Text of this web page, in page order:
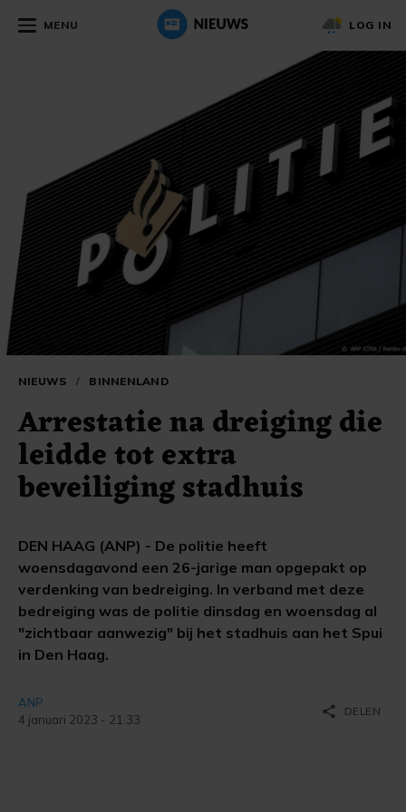
MENU LOG IN
NIEUWS / BINNENLAND
Arrestatie na dreiging die
leidde tot extra
beveiliging stadhuis
DEN HAAG (ANP) - De politie heeft
woensdagavond een 26-jarige man opgepakt op
verdenking van bedreiging. In verband met deze
bedreiging was de politie dinsdag en woensdag al
"zichtbaar aanwezig" bij het stadhuis aan het Spui
in Den Haag.
ANP
4 januari 2023 - 21:33
share DELEN